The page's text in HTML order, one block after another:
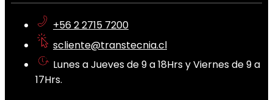
+56 2 2715 7200
scliente@transtecnia.cl
Lunes a Jueves de 9 a 18Hrs y Viernes de 9 a
17Hrs.